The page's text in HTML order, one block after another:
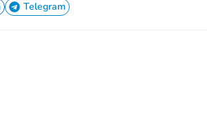
Telegram
Telegram